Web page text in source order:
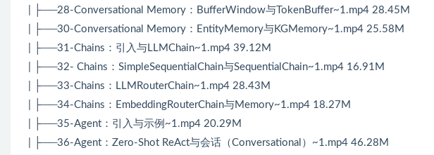
| ├──28-Conversational Memory：BufferWindow与TokenBuffer~1.mp4 28.45M
| ├──30-Conversational Memory：EntityMemory与KGMemory~1.mp4 25.58M
| ├──31-Chains：引入与LLMChain~1.mp4 39.12M
| ├──32- Chains：SimpleSequentialChain与SequentialChain~1.mp4 16.91M
| ├──33-Chains：LLMRouterChain~1.mp4 28.43M
| ├──34-Chains：EmbeddingRouterChain与Memory~1.mp4 18.27M
| ├──35-Agent：引入与示例~1.mp4 20.29M
| ├──36-Agent：Zero-Shot ReAct与会话（Conversational）~1.mp4 46.28M